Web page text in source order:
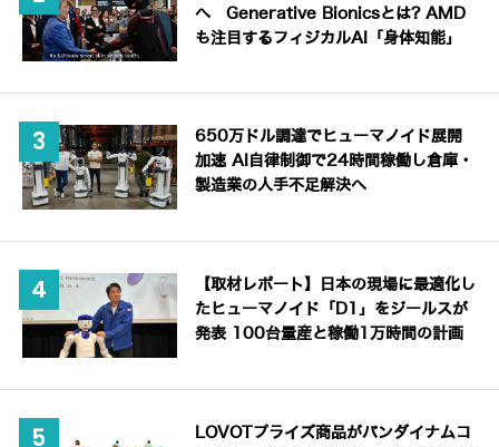
へ Generative Bionicsとは? AMD
も注目するフィジカルAI「身体知能」
650万ドル調達でヒューマノイド展開
加速 AI自律制御で24時間稼働し倉庫・
製造業の人手不足解決へ
【取材レポート】日本の現場に最適化し
たヒューマノイド「D1」をジールスが
発表 100台量産と稼働1万時間の計画
LOVOTプライズ商品がバンダイナムコ